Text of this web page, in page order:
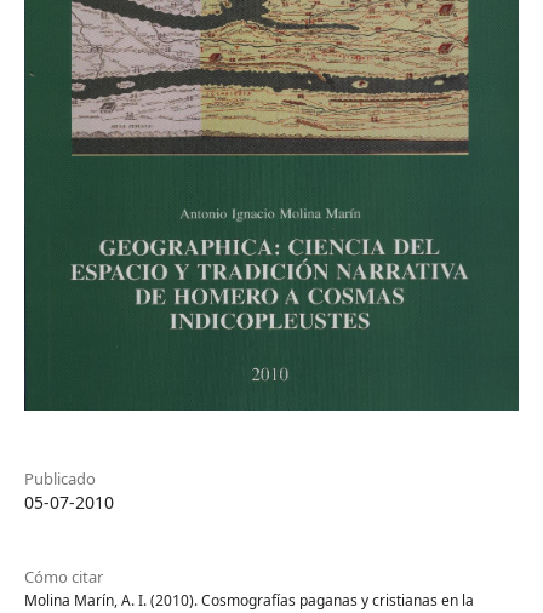
Publicado
05-07-2010
Cómo citar
Molina Marín, A. I. (2010). Cosmografías paganas y cristianas en la